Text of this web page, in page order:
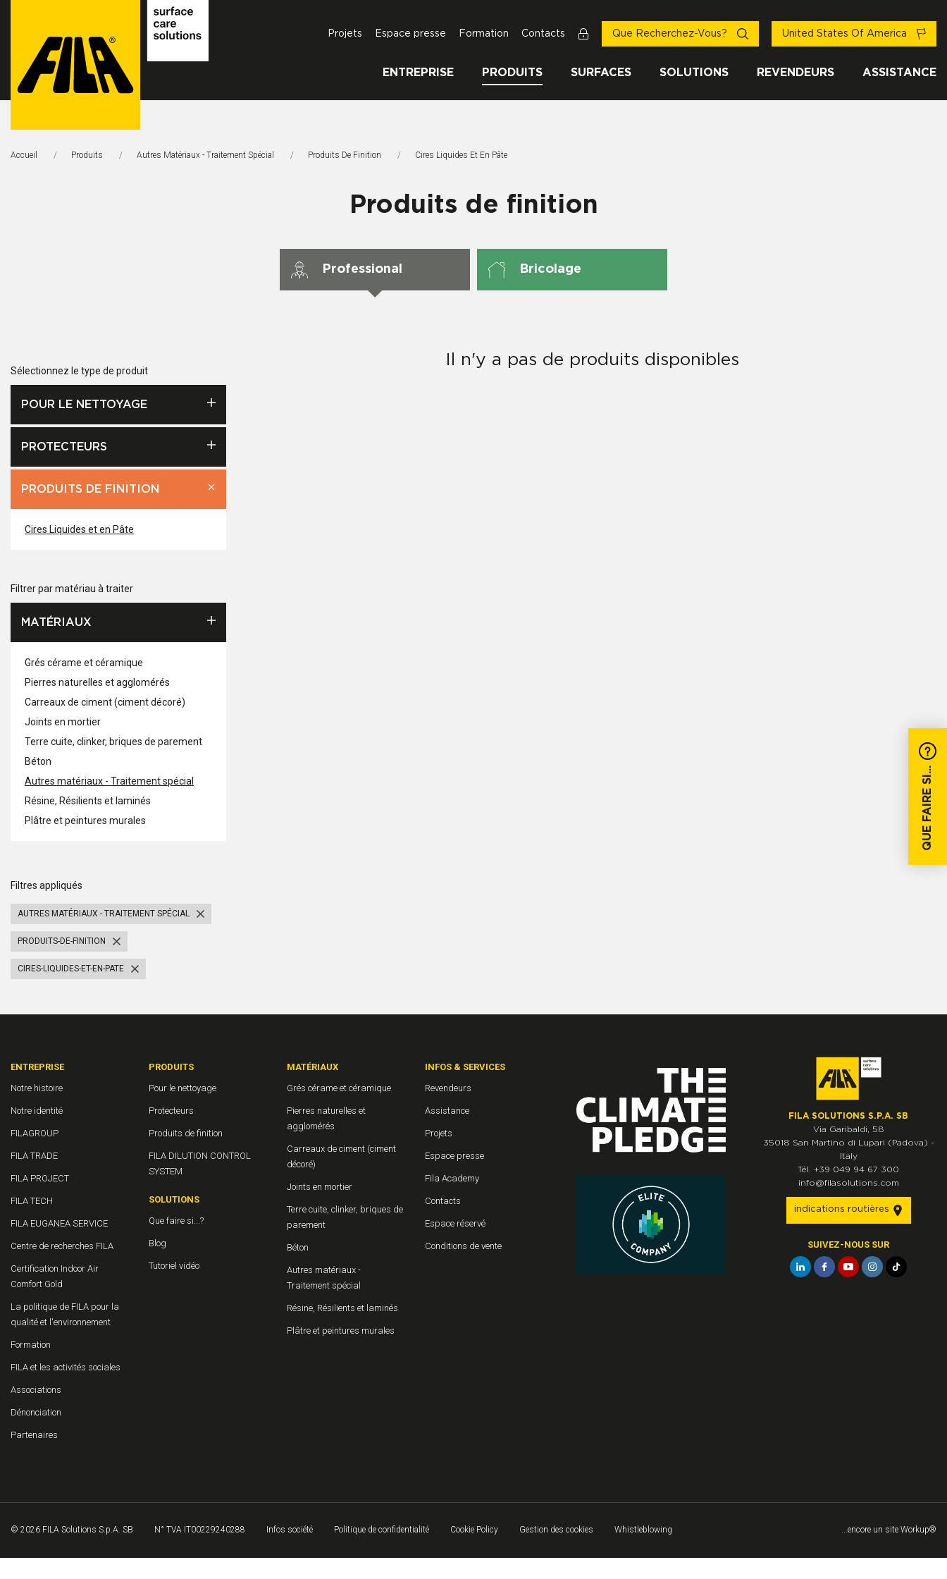
Solutions
ENTREPRISE PRODUITS SURFACES SOLUTIONS REVENDEURS ASSISTANCE
Projets Espace presse Formation Contacts Que Recherchez-Vous? United States Of America
QUE FAIRE SI...
Accueil Produits Autres Matériaux - Traitement Spécial Produits De Finition Page Actuelle:
Cires Liquides Et En Pâte
Produits de finition
Professional Bricolage
Sélectionnez le type de produit
POUR LE NETTOYAGE
PROTECTEURS
PRODUITS DE FINITION
Cires Liquides et en Pâte
Filtrer par matériau à traiter
MATÉRIAUX
Grés cérame et céramique
Pierres naturelles et agglomérés
Carreaux de ciment (ciment décoré)
Joints en mortier
Terre cuite, clinker, briques de parement
Béton
Autres matériaux - Traitement spécial
Résine, Résilients et laminés
Plâtre et peintures murales
Filtres appliqués
AUTRES MATÉRIAUX - TRAITEMENT SPÉCIAL
PRODUITS-DE-FINITION
CIRES-LIQUIDES-ET-EN-PATE
Il n'y a pas de produits disponibles
ENTREPRISE
Notre histoire
Notre identité
FILAGROUP
FILA TRADE
FILA PROJECT
FILA TECH
FILA EUGANEA SERVICE
Centre de recherches FILA
Certification Indoor Air
Comfort Gold
La politique de FILA pour la
qualité et l'environnement
Formation
FILA et les activités sociales
Associations
Dénonciation
Partenaires
PRODUITS
Pour le nettoyage
Protecteurs
Produits de finition
FILA DILUTION CONTROL
SYSTEM
SOLUTIONS
Que faire si...?
Blog
Tutoriel vidéo
MATÉRIAUX
Grés cérame et céramique
Pierres naturelles et
agglomérés
Carreaux de ciment (ciment
décoré)
Joints en mortier
Terre cuite, clinker, briques de
parement
Béton
Autres matériaux -
Traitement spécial
Résine, Résilients et laminés
Plâtre et peintures murales
INFOS & SERVICES
Revendeurs
Assistance
Projets
Espace presse
Fila Academy
Contacts
Espace réservé
Conditions de vente
FILA SOLUTIONS S.P.A. SB
Via Garibaldi, 58
35018 San Martino di Lupari (Padova) -
Italy
Tél. +39 049 94 67 300
info@filasolutions.com
indications routières
SUIVEZ-NOUS SUR
© 2026 FILA Solutions S.p.A. SB N° TVA IT00229240288 Infos société Politique de confidentialité Cookie Policy Gestion des cookies Whistleblowing ...encore un site Workup®